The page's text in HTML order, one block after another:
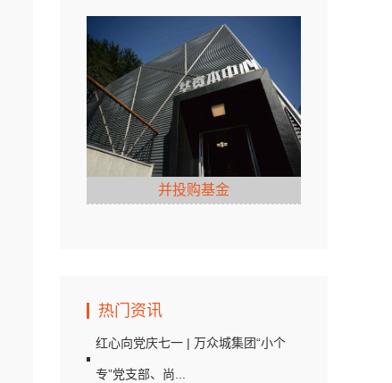
并投购基金
热门资讯
红心向党庆七一 | 万众城集团“小个
专”党支部、尚...